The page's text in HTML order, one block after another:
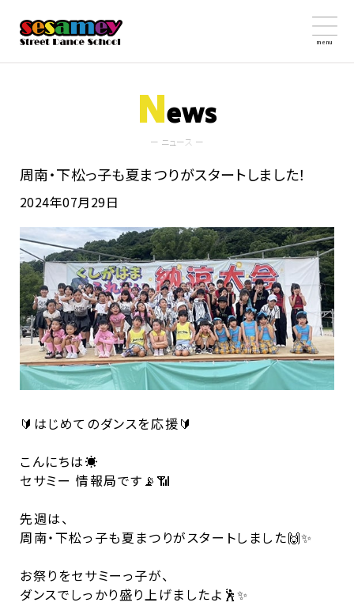
menu
News
ー ニュース ー
周南・下松っ子も夏まつりがスタートしました！
2024年07月29日
🔰はじめてのダンスを応援🔰
こんにちは☀️
セサミー 情報局です📡📶
先週は、
周南・下松っ子も夏まつりがスタートしました🙌✨
お祭りをセサミーっ子が、
ダンスでしっかり盛り上げましたよ🕺✨